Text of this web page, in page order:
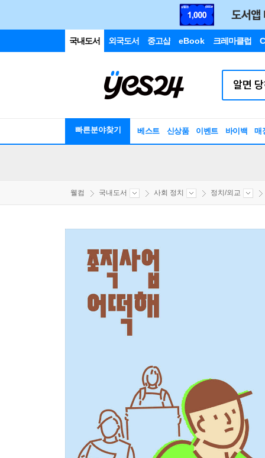
국내도서 외국도서 중고샵 eBook 크레마클럽
빠른분야찾기 베스트 신상품 이벤트 바이백 매
웰컴 국내도서 사회 정치 정치/외교